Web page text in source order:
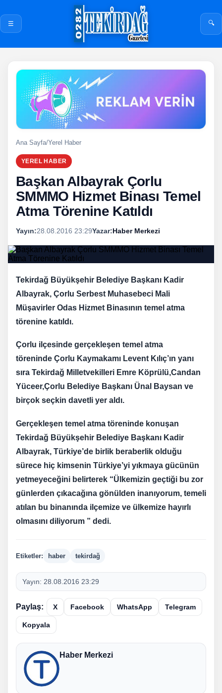
☰ 🔍
Ana Sayfa/Yerel Haber
YEREL HABER
Başkan Albayrak Çorlu
SMMMO Hizmet Binası Temel
Atma Törenine Katıldı
Yayın:28.08.2016 23:29Yazar:Haber Merkezi
Tekirdağ Büyükşehir Belediye Başkanı Kadir
Albayrak, Çorlu Serbest Muhasebeci Mali
Müşavirler Odas Hizmet Binasının temel atma
törenine katıldı.
Çorlu ilçesinde gerçekleşen temel atma
töreninde Çorlu Kaymakamı Levent Kılıç’ın yanı
sıra Tekirdağ Milletvekilleri Emre Köprülü,Candan
Yüceer,Çorlu Belediye Başkanı Ünal Baysan ve
birçok seçkin davetli yer aldı.
Gerçekleşen temel atma töreninde konuşan
Tekirdağ Büyükşehir Belediye Başkanı Kadir
Albayrak, Türkiye’de birlik beraberlik olduğu
sürece hiç kimsenin Türkiye’yi yıkmaya gücünün
yetmeyeceğini belirterek “Ülkemizin geçtiği bu zor
günlerden çıkacağına gönülden inanıyorum, temeli
atılan bu binanında ilçemize ve ülkemize hayırlı
olmasını diliyorum ” dedi.
Etiketler: haber tekirdağ
Yayın: 28.08.2016 23:29
Paylaş: X Facebook WhatsApp Telegram
Kopyala
Haber Merkezi